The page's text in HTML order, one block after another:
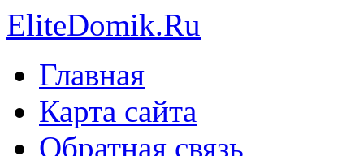
EliteDomik.Ru
Главная
Карта сайта
Обратная связь